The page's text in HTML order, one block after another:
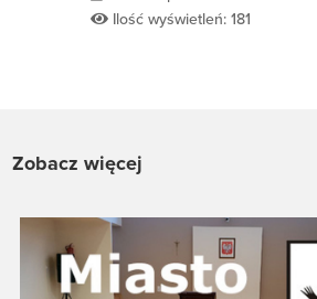
Ilość wyświetleń: 181
Zobacz więcej